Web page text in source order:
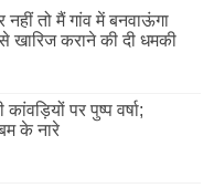
तो मैं गांव में बनवाऊंगा
खारिज कराने की दी धमकी
पर पुष्प वर्षा;
के नारे